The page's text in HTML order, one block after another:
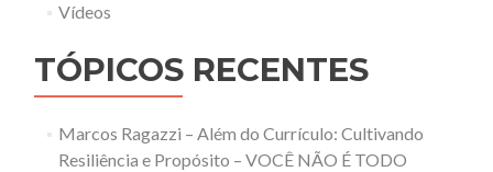
Vídeos
TÓPICOS RECENTES
Marcos Ragazzi – Além do Currículo: Cultivando
Resiliência e Propósito – VOCÊ NÃO É TODO